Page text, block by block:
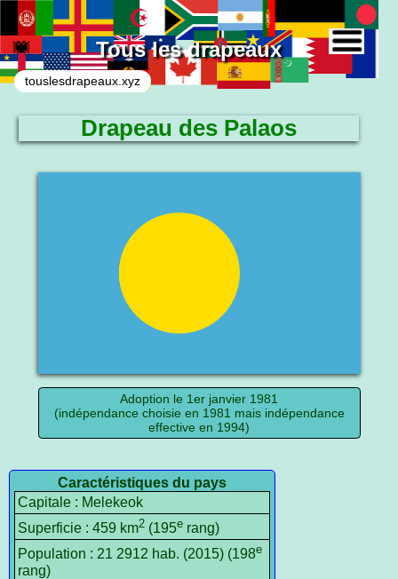
Tous les drapeaux
touslesdrapeaux.xyz
Drapeau des Palaos
Le drapeau national
Adoption le 1er janvier 1981
(indépendance choisie en 1981 mais indépendance
effective en 1994)
Caractéristiques du pays
Capitale : Melekeok
Superficie : 459 km2 (195e rang)
Population : 21 2912 hab. (2015) (198e
rang)